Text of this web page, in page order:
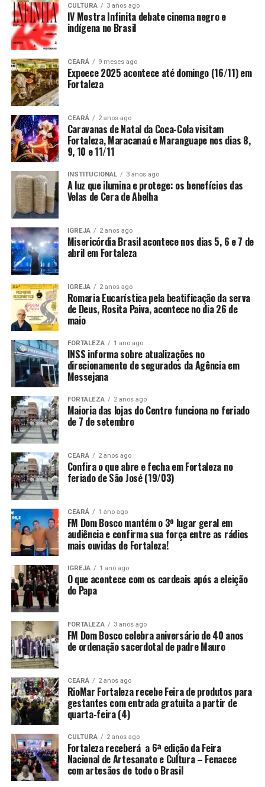
CULTURA 3 anos ago
IV Mostra Infinita debate cinema negro e
indígena no Brasil
CEARÁ 9 meses ago
Expoece 2025 acontece até domingo (16/11) em
Fortaleza
CEARÁ 2 anos ago
Caravanas de Natal da Coca-Cola visitam
Fortaleza, Maracanaú e Maranguape nos dias 8,
9, 10 e 11/11
INSTITUCIONAL 3 anos ago
A luz que ilumina e protege: os benefícios das
Velas de Cera de Abelha
IGREJA 2 anos ago
Misericórdia Brasil acontece nos dias 5, 6 e 7 de
abril em Fortaleza
IGREJA 2 anos ago
Romaria Eucarística pela beatificação da serva
de Deus, Rosita Paiva, acontece no dia 26 de
maio
FORTALEZA 1 ano ago
INSS informa sobre atualizações no
direcionamento de segurados da Agência em
Messejana
FORTALEZA 2 anos ago
Maioria das lojas do Centro funciona no feriado
de 7 de setembro
CEARÁ 2 anos ago
Confira o que abre e fecha em Fortaleza no
feriado de São José (19/03)
CEARÁ 1 ano ago
FM Dom Bosco mantém o 3º lugar geral em
audiência e confirma sua força entre as rádios
mais ouvidas de Fortaleza!
IGREJA 1 ano ago
O que acontece com os cardeais após a eleição
do Papa
FORTALEZA 3 anos ago
FM Dom Bosco celebra aniversário de 40 anos
de ordenação sacerdotal de padre Mauro
CEARÁ 2 anos ago
RioMar Fortaleza recebe Feira de produtos para
gestantes com entrada gratuita a partir de
quarta-feira (4)
CULTURA 2 anos ago
Fortaleza receberá a 6ª edição da Feira
Nacional de Artesanato e Cultura – Fenacce
com artesãos de todo o Brasil